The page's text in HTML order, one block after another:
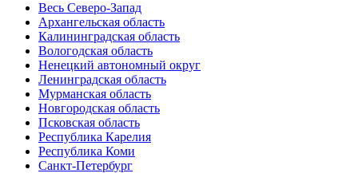
Весь Северо-Запад
Архангельская область
Калининградская область
Вологодская область
Ненецкий автономный округ
Ленинградская область
Мурманская область
Новгородская область
Псковская область
Республика Карелия
Республика Коми
Санкт-Петербург